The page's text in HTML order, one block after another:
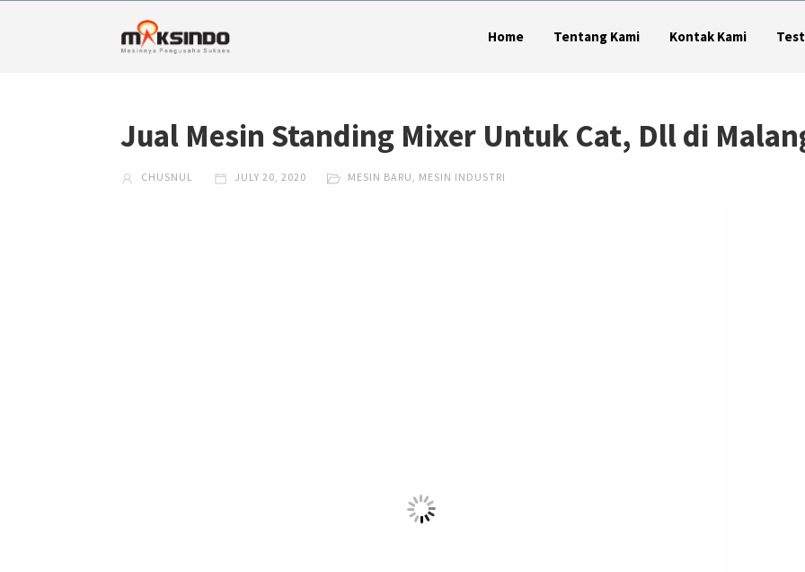
Home Tentang Kami Kontak Kami
Jual Mesin Standing Mixer Untuk Cat, Dll di
CHUSNUL JULY 20, 2020 MESIN BARU, MESIN INDUSTRI